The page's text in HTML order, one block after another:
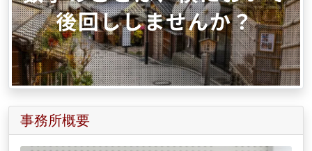
事務所概要